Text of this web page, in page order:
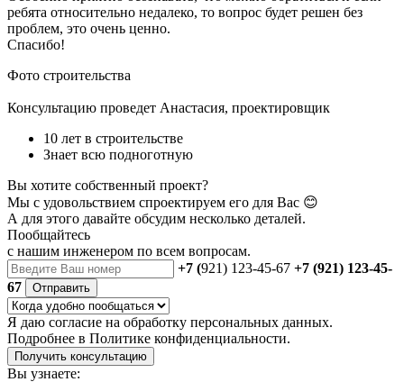
ребята относительно недалеко, то вопрос будет решен без
проблем, это очень ценно.
Спасибо!
Фото строительства
Консультацию проведет Анастасия, проектировщик
10 лет в строительстве
Знает всю подноготную
Вы хотите собственный проект?
Мы с удовольствием спроектируем его для Вас 😊
А для этого давайте обсудим несколько деталей.
Пообщайтесь
с нашим инженером по всем вопросам.
+7 (921) 123-45-67 +7 (921) 123-45-
67
Отправить
Я даю согласие на обработку персональных данных.
Подробнее в Политике конфиденциальности.
Получить консультацию
Вы узнаете: